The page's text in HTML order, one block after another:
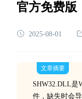
官方免费版
2025-08-01
文章摘要
SHW32.DLL是
件，缺失时会